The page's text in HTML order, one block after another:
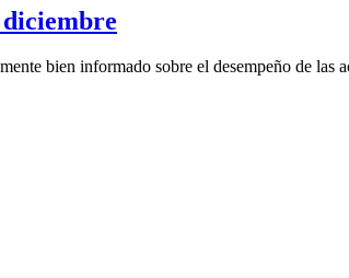
bien informado sobre el desempeño de las